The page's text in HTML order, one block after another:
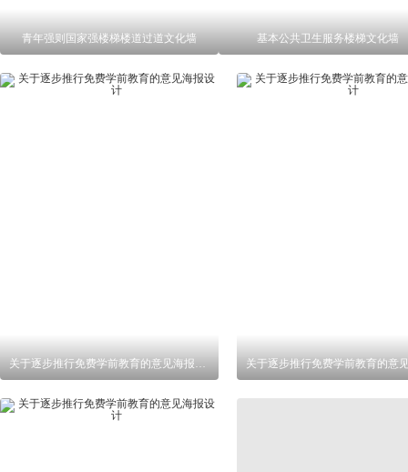
青年强则国家强楼梯楼道过道文化墙 基本公共卫生服务楼梯文化墙
关于逐步推行免费学前教育的意见海报设计